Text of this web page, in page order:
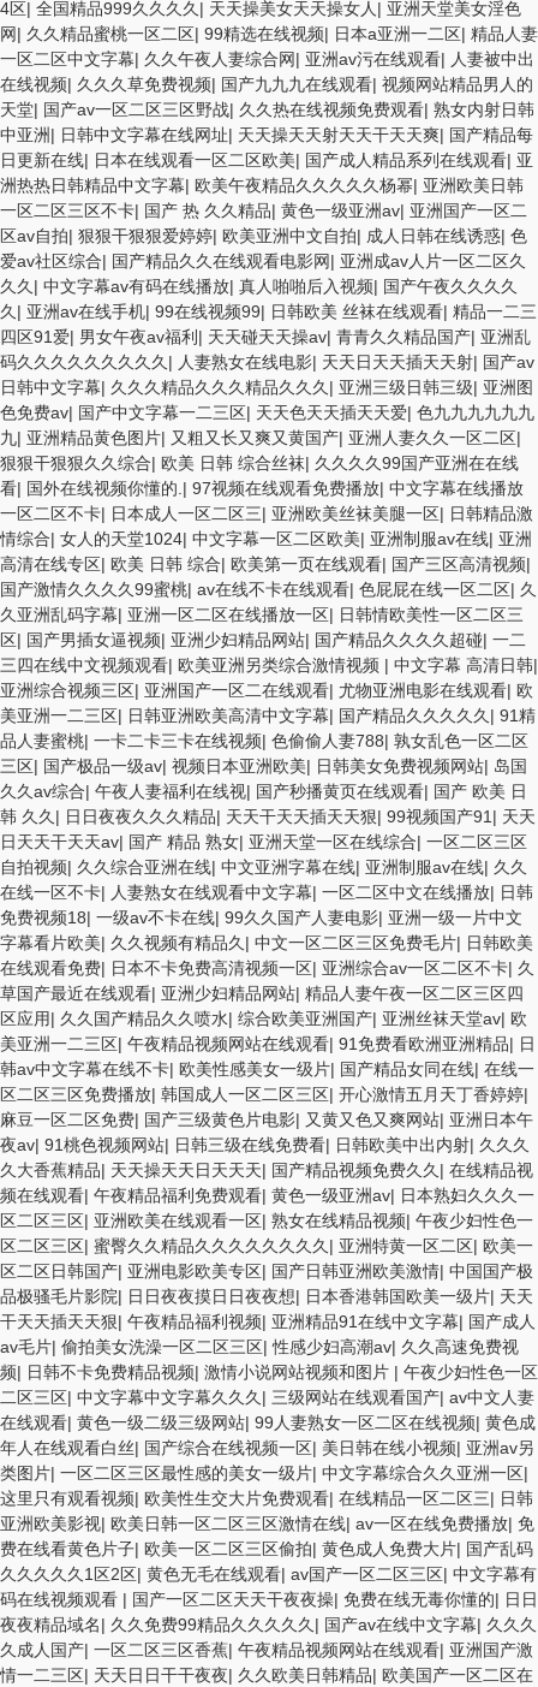
4区| 全国精品999久久久久 | 天天操美女天天操女人 | 亚洲天堂美女淫色
网| 久久精品蜜桃一区二区| 99精选在线视频| 日本a亚洲一二区| 精品人妻
一区二区中文字幕| 久久午夜人妻综合网| 亚洲av污在线观看| 人妻被中出
在线视频| 久久久草免费视频| 国产九九九在线观看| 视频网站精品男人的
天堂| 国产av一区二区三区野战| 久久热在线视频免费观看| 熟女内射日韩
中亚洲| 日韩中文字幕在线网址| 天天操天天射天天干天天爽| 国产精品每
日更新在线| 日本在线观看一区二区欧美| 国产成人精品系列在线观看| 亚
洲热热日韩精品中文字幕| 欧美午夜精品久久久久久杨幂| 亚洲欧美日韩
一区二区三区不卡| 国产 热 久久精品| 黄色一级亚洲av| 亚洲国产一区二
区av自拍| 狠狠干狠狠爱婷婷| 欧美亚洲中文自拍| 成人日韩在线诱惑| 色
爱av社区综合| 国产精品久久在线观看电影网| 亚洲成av人片一区二区久
久久 | 中文字幕av有码在线播放| 真人啪啪后入视频| 国产午夜久久久久
久 | 亚洲av在线手机| 99在线视频99| 日韩欧美 丝袜在线观看| 精品一二三
四区91爱| 男女午夜av福利 | 天天碰天天操av| 青青久久精品国产| 亚洲乱
码久久久久久久久久久 | 人妻熟女在线电影| 天天日天天插天天射| 国产av
日韩中文字幕| 久久久精品久久久精品久久久 | 亚洲三级日韩三级| 亚洲图
色免费av| 国产中文字幕一二三区| 天天色天天插天天爱| 色九九九九九九
九| 亚洲精品黄色图片| 又粗又长又爽又黄国产| 亚洲人妻久久一区二区|
狠狠干狠狠久久综合| 欧美 日韩 综合丝袜| 久久久久99国产亚洲在在线
看| 国外在线视频你懂的. | 97视频在线观看免费播放| 中文字幕在线播放
一区二区不卡| 日本成人一区二区三| 亚洲欧美丝袜美腿一区| 日韩精品激
情综合| 女人的天堂1024| 中文字幕一区二区欧美| 亚洲制服av在线| 亚洲
高清在线专区| 欧美 日韩 综合| 欧美第一页在线观看| 国产三区高清视频|
国产激情久久久久99蜜桃| av在线不卡在线观看| 色屁屁在线一区二区| 久
久亚洲乱码字幕| 亚洲一区二区在线播放一区| 日韩情欧美性一区二区三
区| 国产男插女逼视频| 亚洲少妇精品网站| 国产精品久久久久超碰| 一二
三四在线中文视频观看| 欧美亚洲另类综合激情视频 | 中文字幕 高清日韩|
亚洲综合视频三区| 亚洲国产一区二在线观看| 尤物亚洲电影在线观看| 欧
美亚洲一二三区| 日韩亚洲欧美高清中文字幕| 国产精品久久久久久 | 91精
品人妻蜜桃| 一卡二卡三卡在线视频| 色偷偷人妻788| 孰女乱色一区二区
三区| 国产极品一级av| 视频日本亚洲欧美| 日韩美女免费视频网站| 岛国
久久av综合| 午夜人妻福利在线视| 国产秒播黄页在线观看| 国产 欧美 日
韩 久久 | 日日夜夜久久久精品| 天天干天天插天天狠| 99视频国产91 | 天天
日天天干天天av| 国产 精品 熟女| 亚洲天堂一区在线综合| 一区二区三区
自拍视频| 久久综合亚洲在线| 中文亚洲字幕在线| 亚洲制服av在线| 久久
在线一区不卡| 人妻熟女在线观看中文字幕| 一区二区中文在线播放| 日韩
免费视频18| 一级av不卡在线| 99久久国产人妻电影| 亚洲一级一片中文
字幕看片欧美| 久久视频有精品久 | 中文一区二区三区免费毛片| 日韩欧美
在线观看免费| 日本不卡免费高清视频一区| 亚洲综合av一区二区不卡| 久
草国产最近在线观看| 亚洲少妇精品网站| 精品人妻午夜一区二区三区四
区应用| 久久国产精品久久喷水| 综合欧美亚洲国产| 亚洲丝袜天堂av| 欧
美亚洲一二三区| 午夜精品视频网站在线观看| 91免费看欧洲亚洲精品| 日
韩av中文字幕在线不卡| 欧美性感美女一级片| 国产精品女同在线| 在线一
区二区三区免费播放| 韩国成人一区二区三区| 开心激情五月天丁香婷婷|
麻豆一区二区免费| 国产三级黄色片电影| 又黄又色又爽网站| 亚洲日本午
夜av| 91桃色视频网站| 日韩三级在线免费看| 日韩欧美中出内射| 久久久
久大香蕉精品| 天天操天天日天天天| 国产精品视频免费久久 | 在线精品视
频在线观看| 午夜精品福利免费观看| 黄色一级亚洲av| 日本熟妇久久久一
区二区三区| 亚洲欧美在线观看一区| 熟女在线精品视频| 午夜少妇性色一
区二区三区| 蜜臀久久精品久久久久久久久久 | 亚洲特黄一区二区| 欧美一
区二区日韩国产| 亚洲电影欧美专区| 国产日韩亚洲欧美激情| 中国国产极
品极骚毛片影院| 日日夜夜摸日日夜夜想| 日本香港韩国欧美一级片| 天天
干天天插天天狠| 午夜精品福利视频| 亚洲精品91在线中文字幕| 国产成人
av毛片| 偷拍美女洗澡一区二区三区|性感少妇高潮av| 久久高速免费视
频| 日韩不卡免费精品视频| 激情小说网站视频和图片 | 午夜少妇性色一区
二区三区| 中文字幕中文字幕久久久 | 三级网站在线观看国产| av中文人妻
在线观看| 黄色一级二级三级网站| 99人妻熟女一区二区在线视频| 黄色成
年人在线观看白丝| 国产综合在线视频一区| 美日韩在线小视频| 亚洲av另
类图片| 一区二区三区最性感的美女一级片| 中文字幕综合久久亚洲一区|
这里只有观看视频| 欧美性生交大片免费观看| 在线精品一区二区三| 日韩
亚洲欧美影视| 欧美日韩一区二区三区激情在线| av一区在线免费播放| 免
费在线看黄色片子| 欧美一区二区三区偷拍| 黄色成人免费大片| 国产乱码
久久久久久1区2区| 黄色无毛在线观看| av国产一区二区三区| 中文字幕有
码在线视频观看 | 国产一区二区天天干夜夜操| 免费在线无毒你懂的| 日日
夜夜精品域名| 久久免费99精品久久久久久 | 国产av在线中文字幕| 久久久
久成人国产| 一区二区三区香蕉| 午夜精品视频网站在线观看| 亚洲国产激
情一二三区| 天天日日干干夜夜| 久久欧美日韩精品| 欧美国产一区二区在